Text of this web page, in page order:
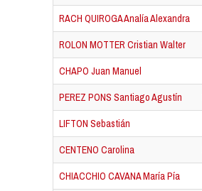
RACH QUIROGA Analía Alexandra
ROLON MOTTER Cristian Walter
CHAPO Juan Manuel
PEREZ PONS Santiago Agustín
LIFTON Sebastián
CENTENO Carolina
CHIACCHIO CAVANA María Pía